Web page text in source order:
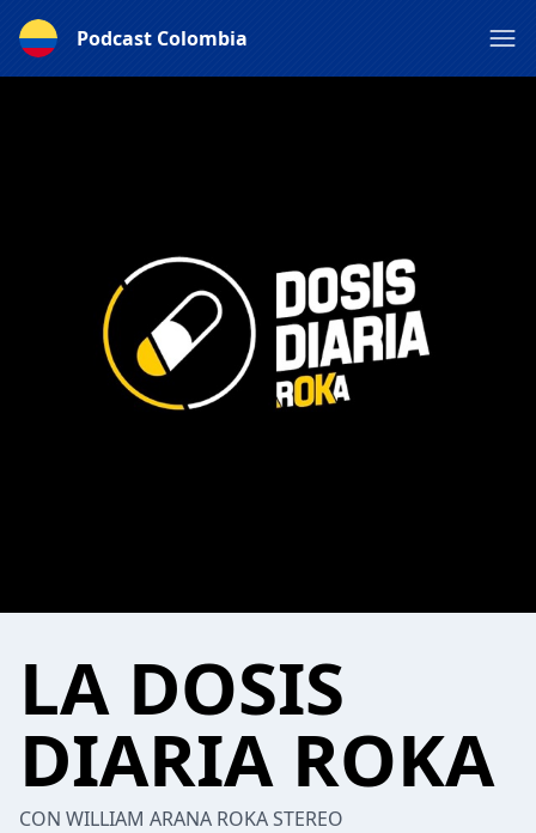
Podcast Colombia
LA DOSIS
DIARIA ROKA
CON WILLIAM ARANA ROKA STEREO